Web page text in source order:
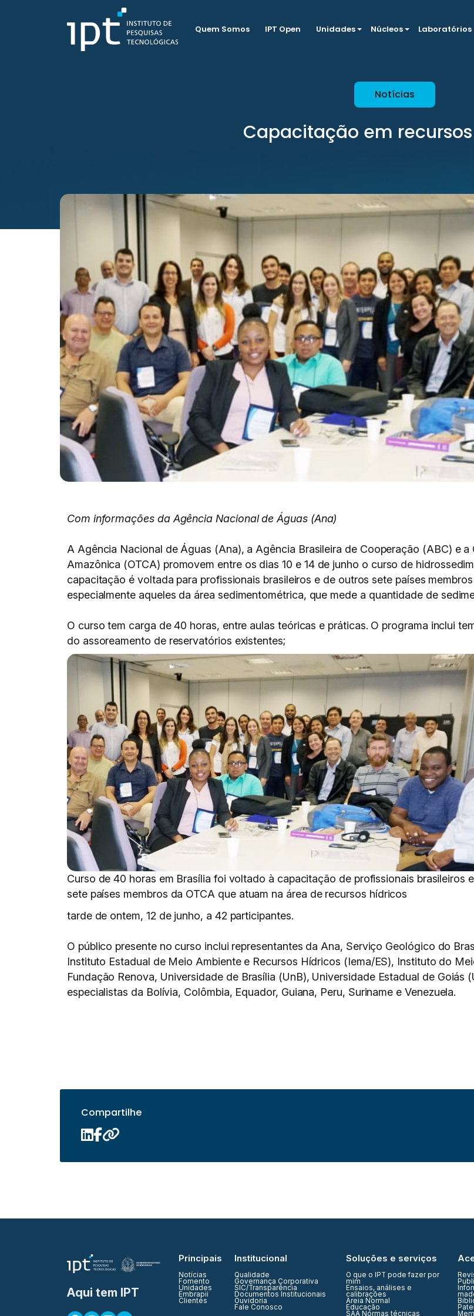
Quem Somos IPT Open Unidades Núcleos Laboratórios
Notícias
Capacitação em
Com informações da Agência Nacional de Águas (Ana)
A Agência Nacional de Águas (Ana), a Agência Brasileira de Cooperação (ABC) e
Amazônica (OTCA) promovem entre os dias 10 e 14 de junho o curso de
capacitação é voltada para profissionais brasileiros e de outros sete países
especialmente aqueles da área sedimentométrica, que mede a quantidade de
O curso tem carga de 40 horas, entre aulas teóricas e práticas. O programa inclui
do assoreamento de reservatórios existentes;
Curso de 40 horas em Brasília foi voltado à capacitação de profissionais brasileiros
sete países membros da OTCA que atuam na área de recursos hídricos
tarde de ontem, 12 de junho, a 42 participantes.
O público presente no curso inclui representantes da Ana, Serviço Geológico do
Instituto Estadual de Meio Ambiente e Recursos Hídricos (Iema/ES), Instituto do
Fundação Renova, Universidade de Brasília (UnB), Universidade Estadual de Goiás
especialistas da Bolívia, Colômbia, Equador, Guiana, Peru, Suriname e Venezuela.
Compartilhe
Aqui tem IPT
Principais
Notícias
Fomento
Unidades
Embrapii
Clientes
Institucional
Qualidade
Governança Corporativa
SIC/Transparência
Documentos Institucionais
Ouvidoria
Fale Conosco
Soluções e serviços
O que o IPT pode fazer por
mim
Ensaios, análises e
calibrações
Areia Normal
Educação
SAA Normas técnicas